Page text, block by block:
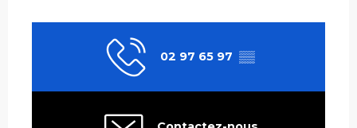
02 97 65 97 ▒▒